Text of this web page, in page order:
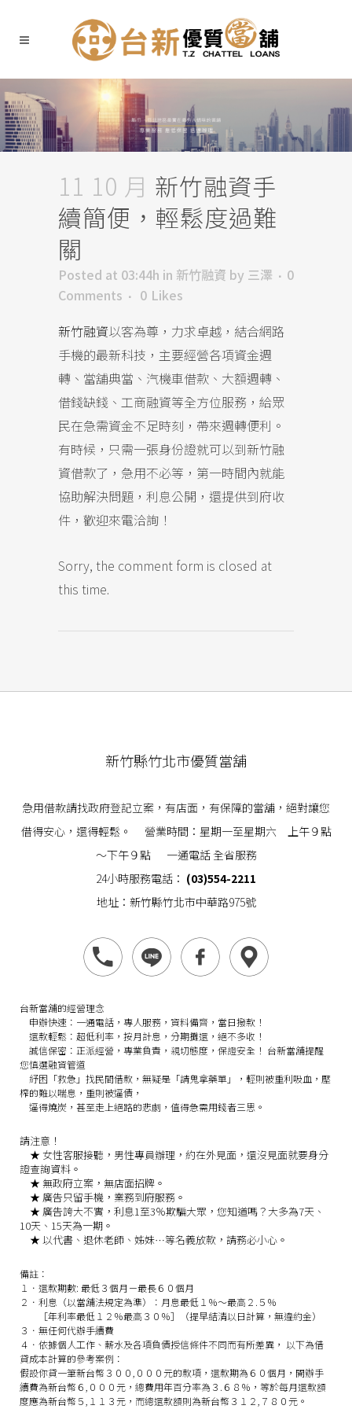
11 10 月 新竹融資手
續簡便，輕鬆度過難
關
Posted at 03:44h in 新竹融資 by 三澤
0
Comments
0 Likes
新竹融資以客為尊，力求卓越，結合網路
手機的最新科技，主要經營各項資金週
轉、當舖典當、汽機車借款、大額週轉、
借錢缺錢、工商融資等全方位服務，給眾
民在急需資金不足時刻，帶來週轉便利。
有時候，只需一張身份證就可以到新竹融
資借款了，急用不必等，第一時間內就能
協助解決問題，利息公開，還提供到府收
件，歡迎來電洽詢！
Sorry, the comment form is closed at
this time.
新竹縣竹北市優質當舖
急用借款請找政府登記立案，有店面，有保障的當舖，絕對讓您
借得安心，還得輕鬆。 營業時間：星期一至星期六 上午９點
～下午９點 一通電話 全省服務
24小時服務電話： (03)554-2211
地址：新竹縣竹北市中華路975號
台新當舖的經營理念
申辦快速： 一通電話，專人服務，資料備齊，當日撥款！
還款輕鬆： 超低利率，按月計息，分期攤還，絕不多收！
誠信保密： 正派經營，專業負責，親切態度，保證安全！ 台新當舖提醒
您慎選融資管道
紓困「救急」找民間借款，無疑是「請鬼拿藥單」，輕則被重利吸血，壓
榨的難以喘息，重則被逼債，
逼得燒炭，甚至走上絕路的悲劇，值得急需用錢者三思。
請注意！
★女性客服接聽，男性專員辦理，約在外見面，還沒見面就要身分
證查詢資料。
★無政府立案，無店面招牌。
★ 廣告只留手機，業務到府服務。
★ 廣告誇大不實，利息1至3％欺騙大眾，您知道嗎？大多為7天、
10天、15天為一期。
★以代書、退休老師、姊妹…等名義放款，請務必小心。
備註：
１．還款期數: 最低３個月－最長６０個月
２．利息（以當舖法規定為準）：月息最低１％～最高２.５％
［年利率最低１２％最高３０％］（提早結清以日計算，無違約金）
３．無任何代辦手續費
４．依據個人工作、薪水及各項負債授信條件不同而有所差異， 以下為借
貸成本計算的參考案例：
假設你貸一筆新台幣３００,０００元的款項，還款期為６０個月，開辦手
續費為新台幣６,０００元，總費用年百分率為３.６８％，等於每月還款額
度應為新台幣５,１１３元，而總還款額則為新台幣３１２,７８０元。